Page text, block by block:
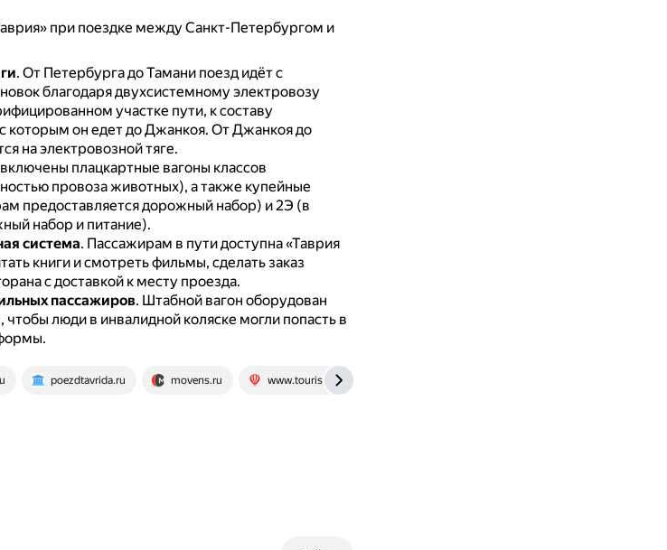
при поездке между Санкт-Петербургом и
. От Петербурга до Тамани поезд идёт с
благодаря двухсистемному электровозу
участке пути, к составу
которым он едет до Джанкоя. От Джанкоя до
на электровозной тяге.
плацкартные вагоны классов
провоза животных), а также купейные
предоставляется дорожный набор) и 2Э (в
набор и питание).
система. Пассажирам в пути доступна «Таврия
книги и смотреть фильмы, сделать заказ
с доставкой к месту проезда.
пассажиров. Штабной вагон оборудован
люди в инвалидной коляске могли попасть в
poezdtavrida.ru movens.ru www.tourister.ru